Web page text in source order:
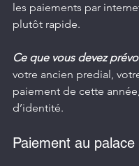
les paiements par
plutôt rapide.
Ce que vous devez
votre ancien predial,
paiement de cette
d’identité.
Paiement au palace